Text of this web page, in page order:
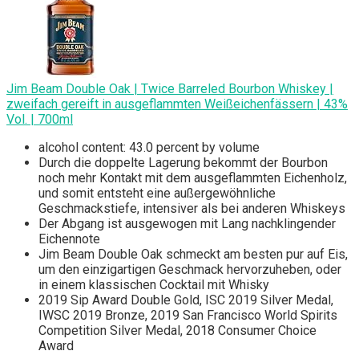
Jim Beam Double Oak | Twice Barreled Bourbon Whiskey |
zweifach gereift in ausgeflammten Weißeichenfässern | 43%
Vol. | 700ml
alcohol content: 43.0 percent by volume
Durch die doppelte Lagerung bekommt der Bourbon
noch mehr Kontakt mit dem ausgeflammten Eichenholz,
und somit entsteht eine außergewöhnliche
Geschmackstiefe, intensiver als bei anderen Whiskeys
Der Abgang ist ausgewogen mit Lang nachklingender
Eichennote
Jim Beam Double Oak schmeckt am besten pur auf Eis,
um den einzigartigen Geschmack hervorzuheben, oder
in einem klassischen Cocktail mit Whisky
2019 Sip Award Double Gold, ISC 2019 Silver Medal,
IWSC 2019 Bronze, 2019 San Francisco World Spirits
Competition Silver Medal, 2018 Consumer Choice
Award